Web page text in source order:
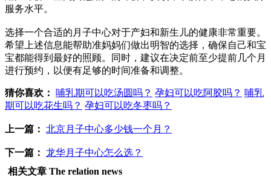
服务水平。
选择一个合适的月子中心对于产妇和新生儿的健康非常重要。
希望上述信息能帮助准妈妈们做出明智的选择，确保自己和宝
宝都能得到最好的照顾。同时，建议在决定前至少提前几个月
进行预约，以便有足够的时间准备和调整。
猜你喜欢： 哺乳期可以吃汤圆吗？ 孕妇可以吃阿胶吗？ 哺乳
期可以吃花生吗？ 孕妇可以吃冬枣吗？
上一篇： 北京月子中心多少钱一个月？
下一篇： 龙华月子中心怎么选？
相关文章 The relation news